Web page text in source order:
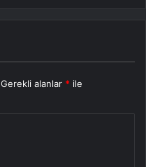
Gerekli alanlar * ile